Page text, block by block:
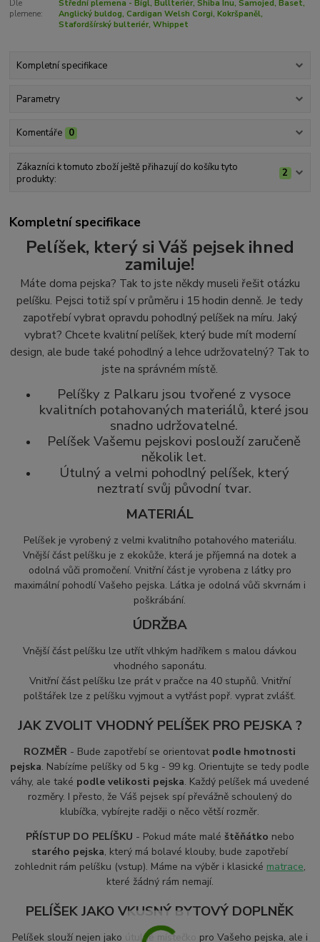
Dle
plemene:
Střední plemena - Bígl, Bullteriér, Shiba Inu, Samojed, Baset,
Anglický buldog, Cardigan Welsh Corgi, Kokršpaněl,
Stafordšírský bulteriér, Whippet
Kompletní specifikace
Parametry
Komentáře 0
Zákazníci k tomuto zboží ještě přihazují do košíku tyto
produkty:
2
Kompletní specifikace
Pelíšek, který si Váš pejsek ihned
zamiluje!
Máte doma pejska? Tak to jste někdy museli řešit otázku
pelíšku. Pejsci totiž spí v průměru i 15 hodin denně. Je tedy
zapotřebí vybrat opravdu pohodlný pelíšek na míru. Jaký
vybrat? Chcete kvalitní pelíšek, který bude mít moderní
design, ale bude také pohodlný a lehce udržovatelný? Tak to
jste na správném místě.
Pelíšky z Palkaru jsou tvořené z vysoce
kvalitních potahovaných materiálů, které jsou
snadno udržovatelné.
Pelíšek Vašemu pejskovi poslouží zaručeně
několik let.
Útulný a velmi pohodlný pelíšek, který
neztratí svůj původní tvar.
MATERIÁL
Pelíšek je vyrobený z velmi kvalitního potahového materiálu.
Vnější část pelíšku je z ekokůže, která je příjemná na dotek a
odolná vůči promočení. Vnitřní část je vyrobena z látky pro
maximální pohodlí Vašeho pejska. Látka je odolná vůči skvrnám i
poškrábání.
ÚDRŽBA
Vnější část pelíšku lze utřít vlhkým hadříkem s malou dávkou
vhodného saponátu.
Vnitřní část pelíšku lze prát v pračce na 40 stupňů. Vnitřní
polštářek lze z pelíšku vyjmout a vytřást popř. vyprat zvlášť.
JAK ZVOLIT VHODNÝ PELÍŠEK PRO PEJSKA ?
ROZMĚR - Bude zapotřebí se orientovat podle hmotnosti
pejska. Nabízíme pelíšky od 5 kg - 99 kg. Orientujte se tedy podle
váhy, ale také podle velikosti pejska. Každý pelíšek má uvedené
rozměry. I přesto, že Váš pejsek spí převážně schoulený do
klubíčka, vybírejte raději o něco větší rozměr.
PŘÍSTUP DO PELÍŠKU - Pokud máte malé štěňátko nebo
starého pejska, který má bolavé klouby, bude zapotřebí
zohlednit rám pelíšku (vstup). Máme na výběr i klasické matrace,
které žádný rám nemají.
PELÍŠEK JAKO VKUSNÝ BYTOVÝ DOPLNĚK
Pelíšek slouží nejen jako útulné místečko pro Vašeho pejska, ale i